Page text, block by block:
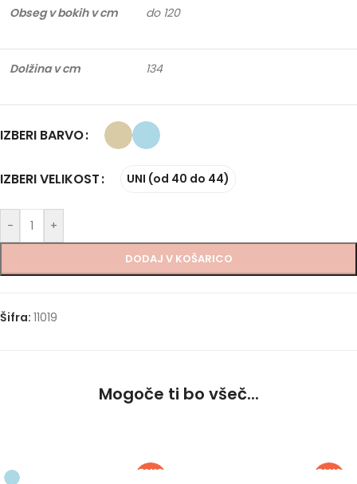
Obseg v bokih v cm do 120
Dolžina v cm 134
IZBERI BARVO
IZBERI VELIKOST UNI (od 40 do 44)
- +
DODAJ V KOŠARICO
Šifra: 11019
Mogoče ti bo všeč...
PLUS
PLUS